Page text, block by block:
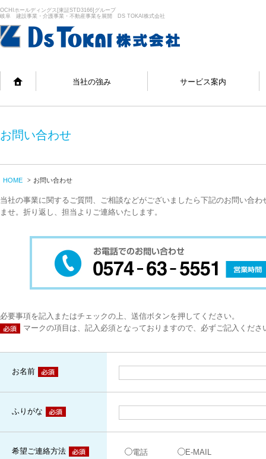
OCHIホールディングス[東証STD3166]グループ
岐阜 建設事業・介護事業・不動産事業を展開 DS TOKAI株式会社
当社の強み サービス案内
お問い合わせ
HOME お問い合わせ
当社の事業に関するご質問、ご相談などがございましたら下記のお問い合
ませ。折り返し、担当よりご連絡いたします。
必要事項を記入またはチェックの上、送信ボタンを押してください。
マークの項目は、記入必須となっておりますので、必ずご記入くださ
お名前
ふりがな
希望ご連絡方法 電話 E-MAIL